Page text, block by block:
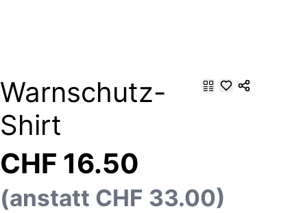
Warnschutz-
Shirt
CHF 16.50
(anstatt CHF 33.00)